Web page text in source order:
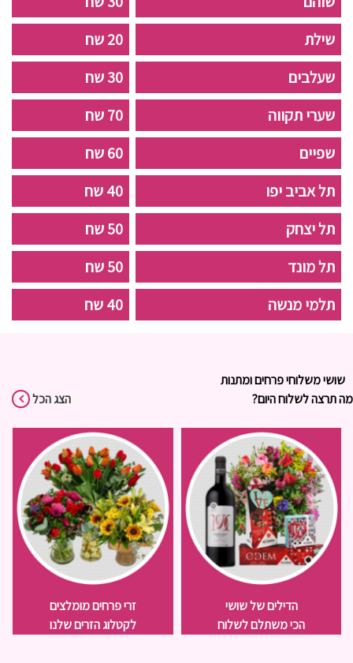
שילת
20 שח
שעלבים
30 שח
שערי תקווה
70 שח
שפיים
60 שח
תל אביב יפו
40 שח
תל יצחק
50 שח
תל מונד
50 שח
תלמי מנשה
40 שח
שושי משלוחי פרחים ומתנות
מה תרצה לשלוח היום?
הצג הכל
הדילים של שושי
הכי משתלם לשלוח
זרי פרחים מומלצים
לקטלוג הזרים שלנו